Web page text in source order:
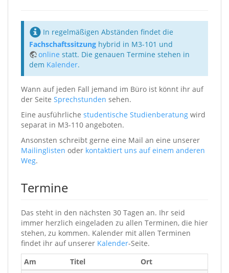
In regelmäßigen Abständen findet die
Fachschaftssitzung hybrid in M3-101 und
online statt. Die genauen Termine stehen in
dem Kalender.
Wann auf jeden Fall jemand im Büro ist könnt ihr auf
der Seite Sprechstunden sehen.
Eine ausführliche studentische Studienberatung wird
separat in M3-110 angeboten.
Ansonsten schreibt gerne eine Mail an eine unserer
Mailinglisten oder kontaktiert uns auf einem anderen
Weg.
Termine
Das steht in den nächsten 30 Tagen an. Ihr seid
immer herzlich eingeladen zu allen Terminen, die hier
stehen, zu kommen. Kalender mit allen Terminen
findet ihr auf unserer Kalender-Seite.
Am
Titel
Ort